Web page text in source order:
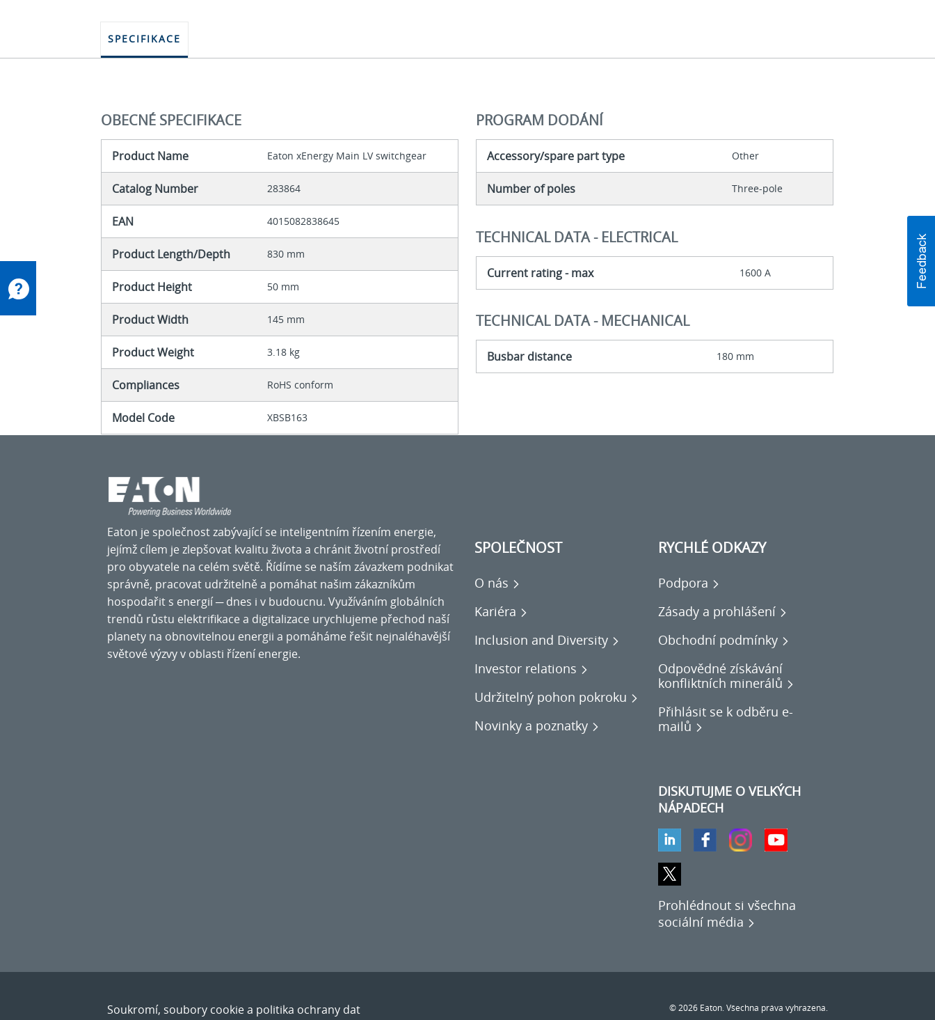
SPECIFIKACE
OBECNÉ SPECIFIKACE
Product Name Eaton xEnergy Main LV switchgear
Catalog Number 283864
EAN 4015082838645
Product Length/Depth 830 mm
Product Height 50 mm
Product Width 145 mm
Product Weight 3.18 kg
Compliances RoHS conform
Model Code XBSB163
PROGRAM DODÁNÍ
Accessory/spare part type Other
Number of poles Three-pole
TECHNICAL DATA - ELECTRICAL
Current rating - max 1600 A
TECHNICAL DATA - MECHANICAL
Busbar distance 180 mm
Eaton je společnost zabývající se inteligentním řízením energie,
jejímž cílem je zlepšovat kvalitu života a chránit životní prostředí
pro obyvatele na celém světě. Řídíme se naším závazkem podnikat
správně, pracovat udržitelně a pomáhat našim zákazníkům
hospodařit s energií ─ dnes i v budoucnu. Využíváním globálních
trendů růstu elektrifikace a digitalizace urychlujeme přechod naší
planety na obnovitelnou energii a pomáháme řešit nejnaléhavější
světové výzvy v oblasti řízení energie.
SPOLEČNOST
O nás
Kariéra
Inclusion and Diversity
Investor relations
Udržitelný pohon pokroku
Novinky a poznatky
RYCHLÉ ODKAZY
Podpora
Zásady a prohlášení
Obchodní podmínky
Odpovědné získávání
konfliktních minerálů
Přihlásit se k odběru e-
mailů
DISKUTUJME O VELKÝCH
NÁPADECH
Prohlédnout si všechna
sociální média
Soukromí, soubory cookie a politika ochrany dat © 2026 Eaton. Všechna práva vyhrazena.